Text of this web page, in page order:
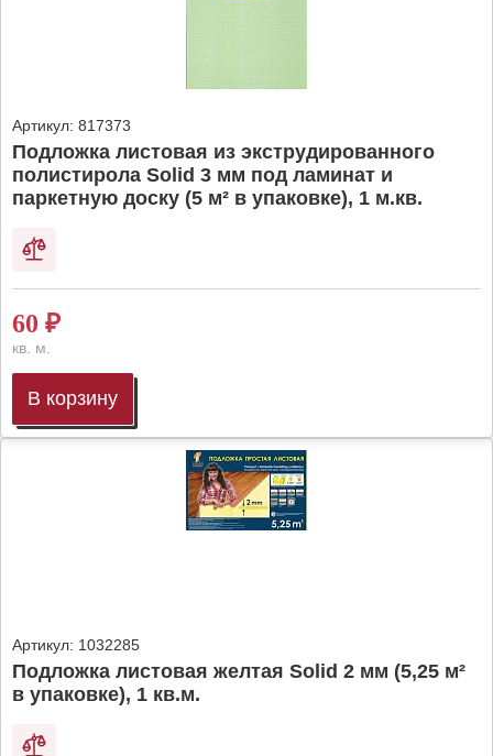
Артикул: 817373
Подложка листовая из экструдированного
полистирола Solid 3 мм под ламинат и
паркетную доску (5 м² в упаковке), 1 м.кв.
60 ₽
кв. м.
В корзину
Артикул: 1032285
Подложка листовая желтая Solid 2 мм (5,25 м²
в упаковке), 1 кв.м.